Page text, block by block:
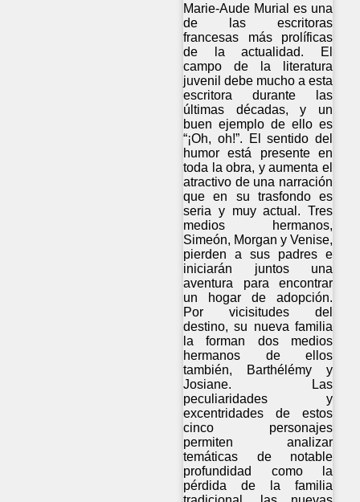
Marie-Aude Murial es una
de las escritoras
francesas más prolíficas
de la actualidad. El
campo de la literatura
juvenil debe mucho a esta
escritora durante las
últimas décadas, y un
buen ejemplo de ello es
“¡Oh, oh!”. El sentido del
humor está presente en
toda la obra, y aumenta el
atractivo de una narración
que en su trasfondo es
seria y muy actual. Tres
medios hermanos,
Simeón, Morgan y Venise,
pierden a sus padres e
iniciarán juntos una
aventura para encontrar
un hogar de adopción.
Por vicisitudes del
destino, su nueva familia
la forman dos medios
hermanos de ellos
también, Barthélémy y
Josiane. Las
peculiaridades y
excentridades de estos
cinco personajes
permiten analizar
temáticas de notable
profundidad como la
pérdida de la familia